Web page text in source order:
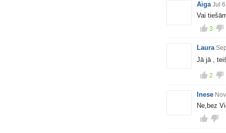
Aiga Jul
Vai
3
Laura
Jā jā ,
2
Inese
Ne,bez